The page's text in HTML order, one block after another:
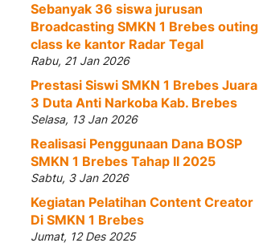
Sebanyak 36 siswa jurusan
Broadcasting SMKN 1 Brebes outing
class ke kantor Radar Tegal
Rabu, 21 Jan 2026
Prestasi Siswi SMKN 1 Brebes Juara
3 Duta Anti Narkoba Kab. Brebes
Selasa, 13 Jan 2026
Realisasi Penggunaan Dana BOSP
SMKN 1 Brebes Tahap II 2025
Sabtu, 3 Jan 2026
Kegiatan Pelatihan Content Creator
Di SMKN 1 Brebes
Jumat, 12 Des 2025